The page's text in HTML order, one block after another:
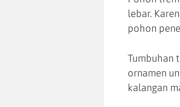
lebar.
pohon
Tumbuhan
ornamen
kalangan